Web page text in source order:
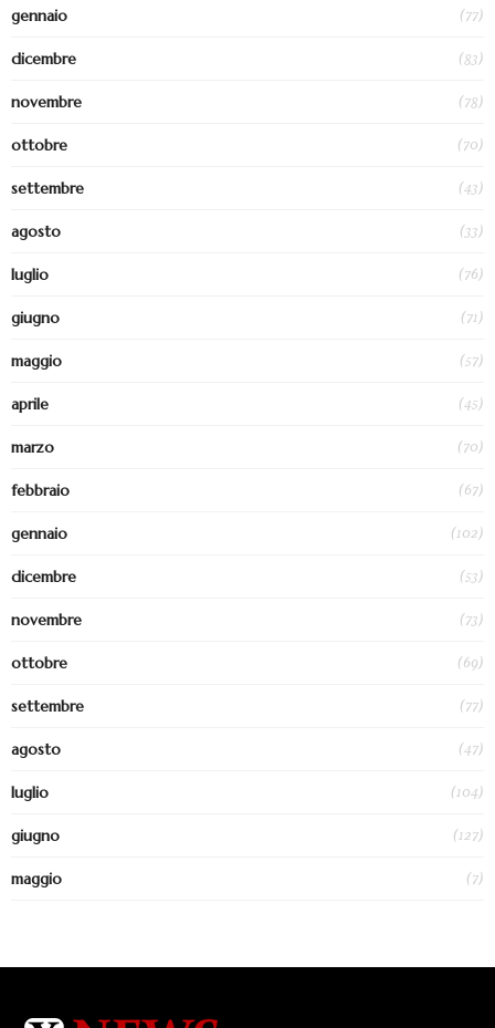
gennaio (77)
dicembre (83)
novembre (78)
ottobre (70)
settembre (43)
agosto (33)
luglio (76)
giugno (71)
maggio (57)
aprile (45)
marzo (70)
febbraio (67)
gennaio (102)
dicembre (53)
novembre (73)
ottobre (69)
settembre (77)
agosto (47)
luglio (104)
giugno (127)
maggio (7)